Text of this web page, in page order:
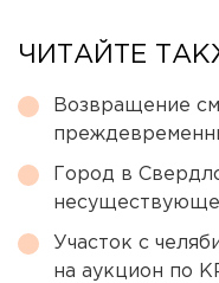
ЧИТАЙТЕ
Возвращение
Город в
Участок с
на аукцион по